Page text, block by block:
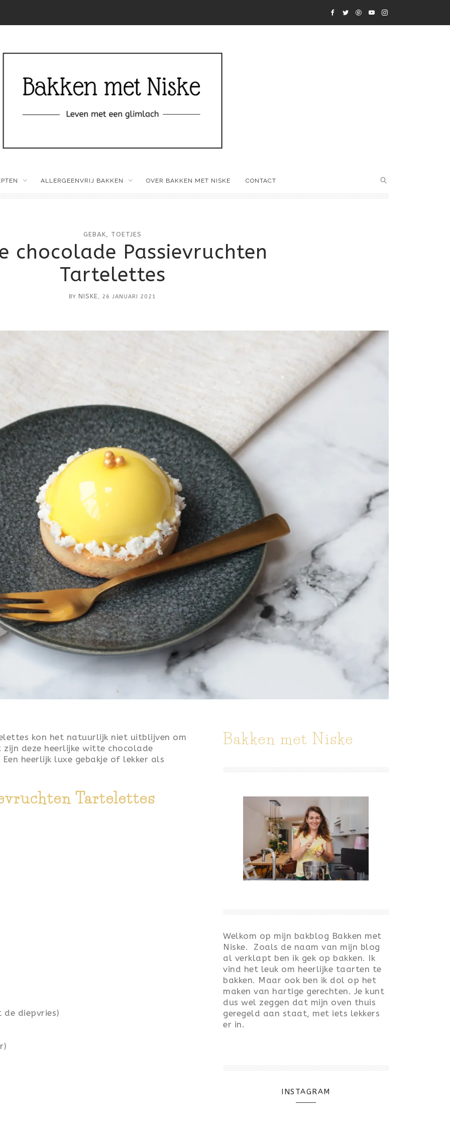
ALLERGEENVRIJ BAKKEN OVER BAKKEN MET NISKE CONTACT
GEBAK, TOETJES
chocolade Passievruchten
Tartelettes
BY NISKE, 26 JANUARI 2021
kon het natuurlijk niet uitblijven om
zijn deze heerlijke witte chocolade
heerlijk luxe gebakje of lekker als
Tartelettes
de diepvries)
Bakken met Niske
Welkom op mijn bakblog Bakken met
Niske. Zoals de naam van mijn blog
al verklapt ben ik gek op bakken. Ik
vind het leuk om heerlijke taarten te
bakken. Maar ook ben ik dol op het
maken van hartige gerechten. Je kunt
dus wel zeggen dat mijn oven thuis
geregeld aan staat, met iets lekkers
er in.
INSTAGRAM